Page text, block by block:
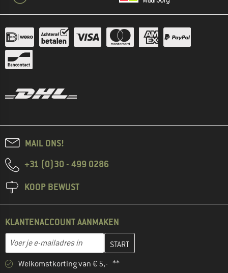
MAIL ONS!
+31 (0)30 - 499 0286
KOOP BEWUST
KLANTENACCOUNT AANMAKEN
E-mailadres
Vul je e-mailadres hier in en maak in de volgende stap je
Welkomstkorting van € 5,- **